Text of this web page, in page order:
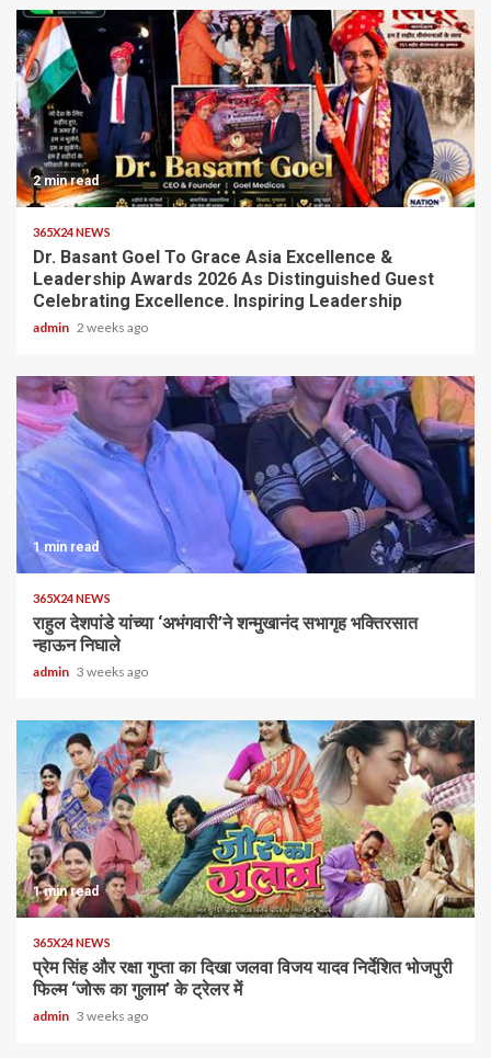
2 min read
365X24 NEWS
Dr. Basant Goel To Grace Asia Excellence &
Leadership Awards 2026 As Distinguished Guest
Celebrating Excellence. Inspiring Leadership
admin 2 weeks ago
1 min read
365X24 NEWS
राहुल देशपांडे यांच्या ‘अभंगवारी’ने शन्मुखानंद सभागृह भक्तिरसात
न्हाऊन निघाले
admin 3 weeks ago
1 min read
365X24 NEWS
प्रेम सिंह और रक्षा गुप्ता का दिखा जलवा विजय यादव निर्देशित भोजपुरी
फिल्म ‘जोरू का गुलाम’ के ट्रेलर में
admin 3 weeks ago